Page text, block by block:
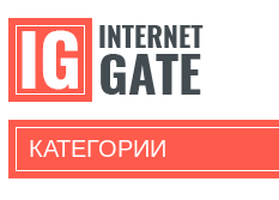
КАТЕГОРИИ